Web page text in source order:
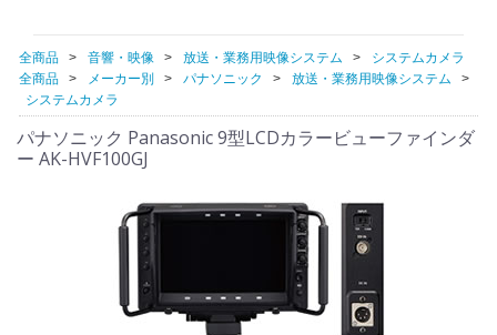
全商品 音響・映像 放送・業務用映像システム
システムカメラ
全商品
メーカー別 パナソニック
放送・業務用映像システム
システムカメラ
パナソニック Panasonic 9型LCDカラービューファインダ
ー AK-HVF100GJ